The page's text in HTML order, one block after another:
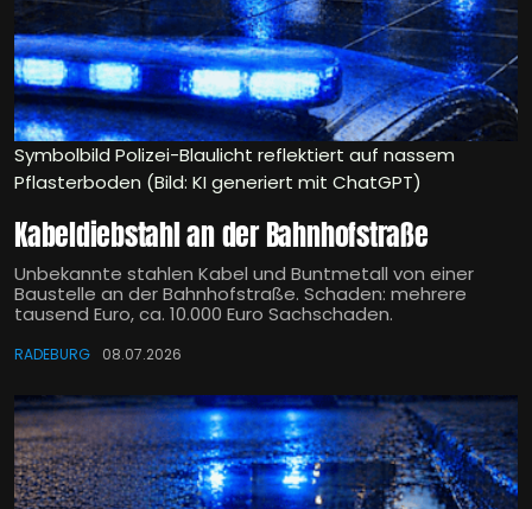
Symbolbild Polizei-Blaulicht reflektiert auf nassem
Pflasterboden (Bild: KI generiert mit ChatGPT)
Kabeldiebstahl an der Bahnhofstraße
Unbekannte stahlen Kabel und Buntmetall von einer
Baustelle an der Bahnhofstraße. Schaden: mehrere
tausend Euro, ca. 10.000 Euro Sachschaden.
RADEBURG 08.07.2026